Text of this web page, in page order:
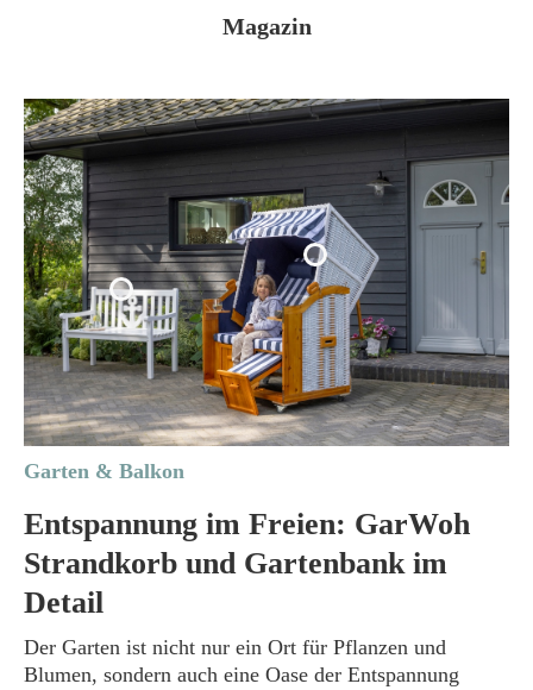
Magazin
Garten & Balkon
Entspannung im Freien: GarWoh
Strandkorb und Gartenbank im
Detail
Der Garten ist nicht nur ein Ort für Pflanzen und
Blumen, sondern auch eine Oase der Entspannung